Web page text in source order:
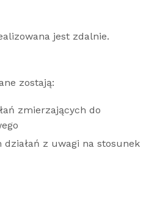
jest zdalnie.
zostają:
zmierzających do
z uwagi na stosunek